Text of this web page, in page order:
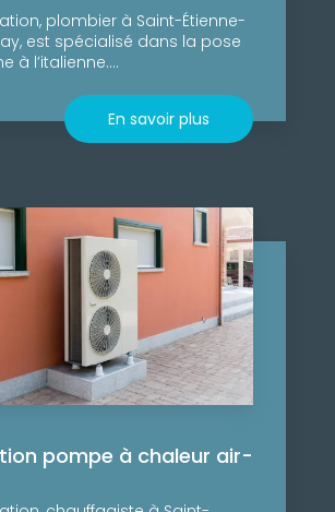
plombier à Saint-Étienne-
est spécialisé dans la pose
à l’italienne....
En savoir plus
pompe à chaleur air-